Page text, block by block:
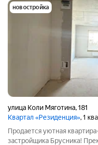
новостройка
улица Коли Мяготина,181
Квартал «Резиденция», 1
Продается уютная
застройщика Брусника!